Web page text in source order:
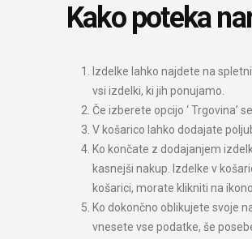
Kako poteka
Izdelke lahko najdete na
vsi izdelki, ki jih ponujamo.
Če izberete opcijo ‘ Trgovina’
V košarico lahko dodajate
Ko končate z dodajanjem
kasnejši nakup. Izdelke v
košarici, morate klikniti na ikono
Ko dokončno oblikujete svoje
vnesete vse podatke, še